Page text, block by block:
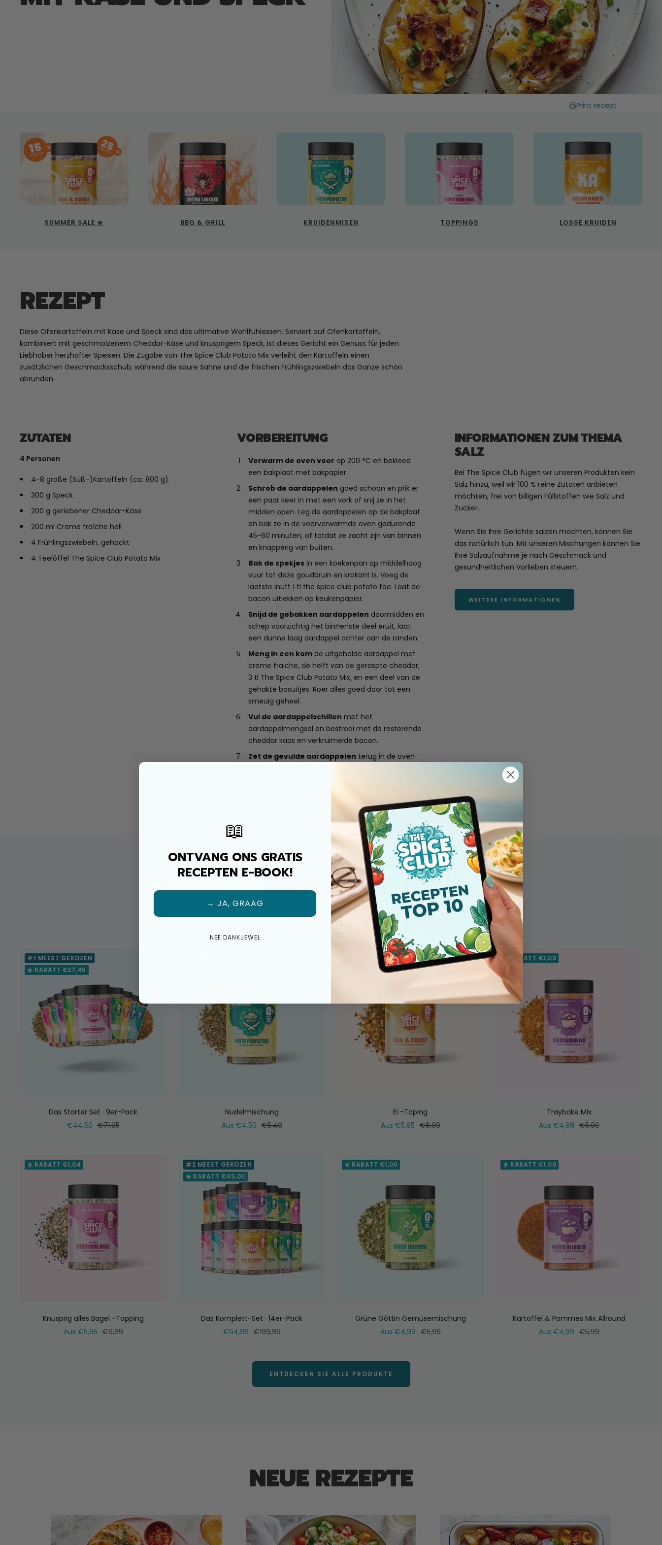
Print recept
SUMMER SALE ☀️ BBQ & GRILL KRUIDENMIXEN TOPPINGS LOSSE KRUIDEN
REZEPT
Diese Ofenkartoffeln mit Käse und Speck sind das ultimative Wohlfühlessen. Serviert auf Ofenkartoffeln,
kombiniert mit geschmolzenem Cheddar-Käse und knusprigem Speck, ist dieses Gericht ein Genuss für jeden
Liebhaber herzhafter Speisen. Die Zugabe von The Spice Club Potato Mix verleiht den Kartoffeln einen
zusätzlichen Geschmacksschub, während die saure Sahne und die frischen Frühlingszwiebeln das Ganze schön
abrunden.
ZUTATEN
4 Personen
4-8 große (Süß-)Kartoffeln (ca. 800 g)
300 g Speck
200 g geriebener Cheddar-Käse
200 ml Creme fraîche hell
4 Frühlingszwiebeln, gehackt
4 Teelöffel The Spice Club Potato Mix
VORBEREITUNG
Verwarm de oven voor op 200 °C en bekleed
een bakplaat met bakpapier.
Schrob de aardappelen goed schoon en prik er
een paar keer in met een vork of snij ze in het
midden open. Leg de aardappelen op de bakplaat
en bak ze in de voorverwarmde oven gedurende
45-60 minuten, of totdat ze zacht zijn van binnen
en knapperig van buiten.
Bak de spekjes in een koekenpan op middelhoog
vuur tot deze goudbruin en krokant is. Voeg de
laatste inutt 1 tl the spice club potato toe. Laat de
bacon uitlekken op keukenpapier.
Snijd de gebakken aardappelen doormidden en
schep voorzichtig het binnenste deel eruit, laat
een dunne laag aardappel achter aan de randen.
Meng in een kom de uitgeholde aardappel met
creme fraiche, de helft van de geraspte cheddar,
3 tl The Spice Club Potato Mix, en een deel van de
gehakte bosuitjes. Roer alles goed door tot een
smeuïg geheel.
Vul de aardappelschillen met het
aardappelmengsel en bestrooi met de resterende
cheddar kaas en verkruimelde bacon.
Zet de gevulde aardappelen terug in de oven
Garneer met de resterende bosuitjes
INFORMATIONEN ZUM THEMA
SALZ
Bei The Spice Club fügen wir unseren Produkten kein
Salz hinzu, weil wir 100 % reine Zutaten anbieten
möchten, frei von billigen Füllstoffen wie Salz und
Zucker.
Wenn Sie Ihre Gerichte salzen möchten, können Sie
das natürlich tun. Mit unseren Mischungen können Sie
Ihre Salzaufnahme je nach Geschmack und
gesundheitlichen Vorlieben steuern.
WEITERE INFORMATIONEN
BESTSELLER
Profiteer van oplopende kortingen op het hele assortiment. Dit zijn ons bestsellers tijdens de sale!
#1 MEEST GEKOZEN
☀️ RABATT €27,45
Das Starter Set · 9er-Pack
Verkaufspreis
€44,50 Normaler
€71,95
Nudelmischung
Verkaufspreis
Aus €4,50 Normaler
€5,49
☀️ RABATT €1,04
Ei -Toping
Verkaufspreis
Aus €5,95 Normaler
€6,99
☀️ RABATT €1,00
Traybake Mix
Verkaufspreis
Aus €4,99 Normaler
€5,99
☀️ RABATT €1,04
Knusprig alles Bagel -Topping
Verkaufspreis
Aus €5,95 Normaler
€6,99
#2 MEEST GEKOZEN
☀️ RABATT €45,00
Das Komplett-Set · 14er-Pack
Verkaufspreis
€64,99 Normaler
€109,99
☀️ RABATT €1,00
Grüne Göttin Gemüsemischung
Verkaufspreis
Aus €4,99 Normaler
€5,99
☀️ RABATT €1,00
Kartoffel & Pommes Mix Allround
Verkaufspreis
Aus €4,99 Normaler
€5,99
ENTDECKEN SIE ALLE PRODUKTE
NEUE REZEPTE
📖
ONTVANG ONS GRATIS
RECEPTEN E-BOOK!
→ JA, GRAAG
NEE DANKJEWEL